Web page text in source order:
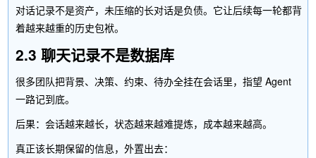
对话记录不是资产，未压缩的长对话是负债。它让后续每一轮都背
着越来越重的历史包袱。
2.3 聊天记录不是数据库
很多团队把背景、决策、约束、待办全挂在会话里，指望 Agent
一路记到底。
后果：会话越来越长，状态越来越难提炼，成本越来越高。
真正该长期保留的信息，外置出去：